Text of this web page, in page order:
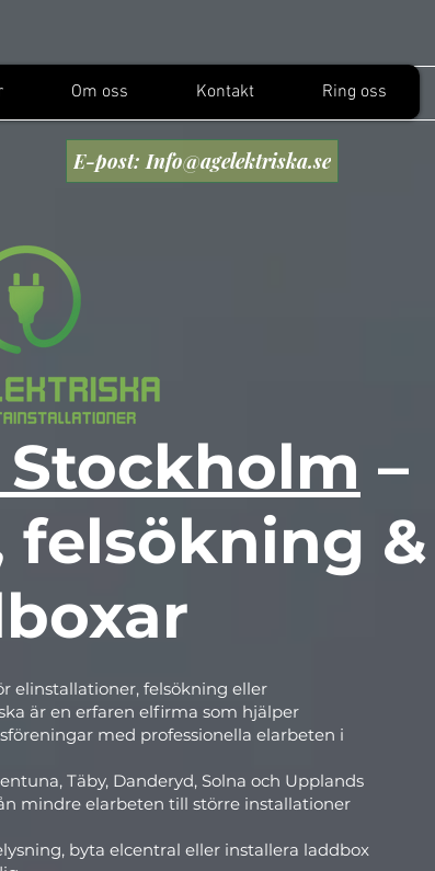
Om oss Kontakt Ring oss
E-post: Info@agelektriska.se
–
felsökning &
elinstallationer, felsökning eller
är en erfaren elfirma som hjälper
med professionella elarbeten i
Täby, Danderyd, Solna och Upplands
mindre elarbeten till större installationer
byta elcentral eller installera laddbox